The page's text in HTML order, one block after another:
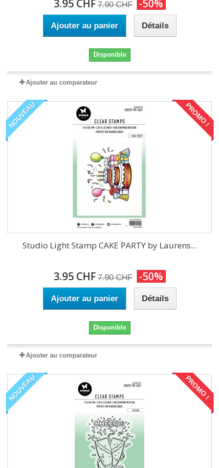
3.95 CHF 7.90 CHF -50%
Ajouter au panier Détails
Disponible
Ajouter au comparateur
NOUVEAU PROMO !
Studio Light Stamp CAKE PARTY by Laurens...
3.95 CHF 7.90 CHF -50%
Ajouter au panier Détails
Disponible
Ajouter au comparateur
NOUVEAU PROMO !